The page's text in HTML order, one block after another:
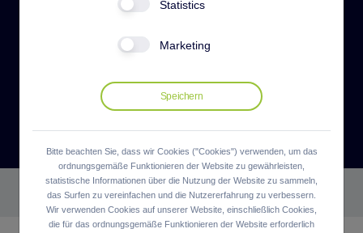
Statistics
Marketing
Bitte beachten Sie, dass wir Cookies ("Cookies") verwenden, um das
ordnungsgemäße Funktionieren der Website zu gewährleisten,
statistische Informationen über die Nutzung der Website zu sammeln,
das Surfen zu vereinfachen und die Nutzererfahrung zu verbessern.
Wir verwenden Cookies auf unserer Website, einschließlich Cookies,
die für das ordnungsgemäße Funktionieren der Website erforderlich
150 Megawatt im
Vereinigten Königreich
Belectric GmbH
Home
Nachrichten
BELECTRIC unterzeichnet mit NextEnergy Solar…